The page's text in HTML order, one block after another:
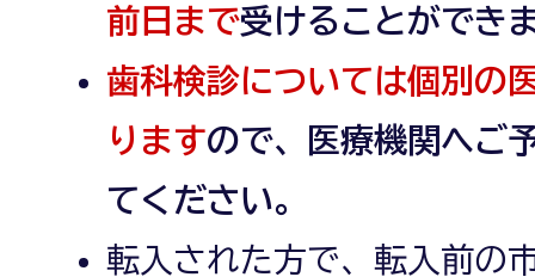
前日まで受けることができ
歯科検診については個別の
りますので、医療機関へご
てください。
転入された方で、転入前の